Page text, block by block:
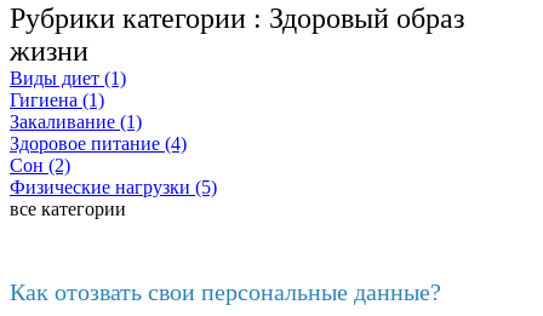
Рубрики категории : Здоровый образ
жизни
Виды диет (1)
Гигиена (1)
Закаливание (1)
Здоровое питание (4)
Сон (2)
Физические нагрузки (5)
все категории
Как отозвать свои персональные данные?